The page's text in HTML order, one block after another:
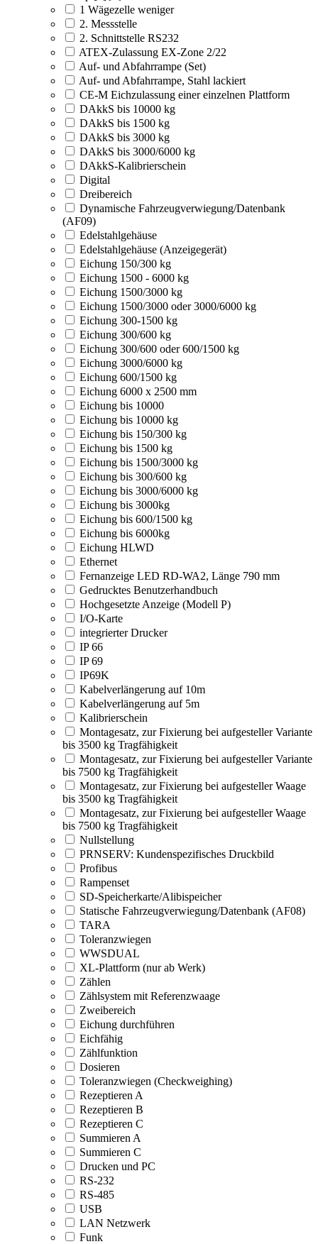
1 Wägezelle weniger
2. Messstelle
2. Schnittstelle RS232
ATEX-Zulassung EX-Zone 2/22
Auf- und Abfahrrampe (Set)
Auf- und Abfahrrampe, Stahl lackiert
CE-M Eichzulassung einer einzelnen Plattform
DAkkS bis 10000 kg
DAkkS bis 1500 kg
DAkkS bis 3000 kg
DAkkS bis 3000/6000 kg
DAkkS-Kalibrierschein
Digital
Dreibereich
Dynamische Fahrzeugverwiegung/Datenbank
(AF09)
Edelstahlgehäuse
Edelstahlgehäuse (Anzeigegerät)
Eichung 150/300 kg
Eichung 1500 - 6000 kg
Eichung 1500/3000 kg
Eichung 1500/3000 oder 3000/6000 kg
Eichung 300-1500 kg
Eichung 300/600 kg
Eichung 300/600 oder 600/1500 kg
Eichung 3000/6000 kg
Eichung 600/1500 kg
Eichung 6000 x 2500 mm
Eichung bis 10000
Eichung bis 10000 kg
Eichung bis 150/300 kg
Eichung bis 1500 kg
Eichung bis 1500/3000 kg
Eichung bis 300/600 kg
Eichung bis 3000/6000 kg
Eichung bis 3000kg
Eichung bis 600/1500 kg
Eichung bis 6000kg
Eichung HLWD
Ethernet
Fernanzeige LED RD-WA2, Länge 790 mm
Gedrucktes Benutzerhandbuch
Hochgesetzte Anzeige (Modell P)
I/O-Karte
integrierter Drucker
IP 66
IP 69
IP69K
Kabelverlängerung auf 10m
Kabelverlängerung auf 5m
Kalibrierschein
Montagesatz, zur Fixierung bei aufgesteller Variante
bis 3500 kg Tragfähigkeit
Montagesatz, zur Fixierung bei aufgesteller Variante
bis 7500 kg Tragfähigkeit
Montagesatz, zur Fixierung bei aufgesteller Waage
bis 3500 kg Tragfähigkeit
Montagesatz, zur Fixierung bei aufgesteller Waage
bis 7500 kg Tragfähigkeit
Nullstellung
PRNSERV: Kundenspezifisches Druckbild
Profibus
Rampenset
SD-Speicherkarte/Alibispeicher
Statische Fahrzeugverwiegung/Datenbank (AF08)
TARA
Toleranzwiegen
WWSDUAL
XL-Plattform (nur ab Werk)
Zählen
Zählsystem mit Referenzwaage
Zweibereich
Eichung durchführen
Eichfähig
Zählfunktion
Dosieren
Toleranzwiegen (Checkweighing)
Rezeptieren A
Rezeptieren B
Rezeptieren C
Summieren A
Summieren C
Drucken und PC
RS-232
RS-485
USB
LAN Netzwerk
Funk